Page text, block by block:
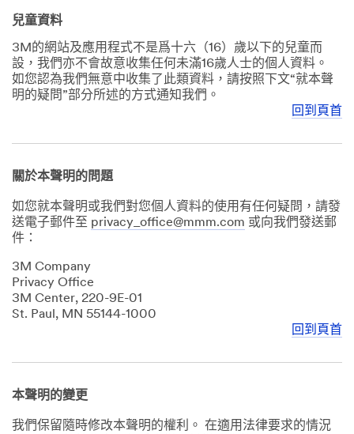
兒童資料
3M的網站及應用程式不是爲十六（16）歲以下的兒童而
設，我們亦不會故意收集任何未滿16歲人士的個人資料。
如您認為我們無意中收集了此類資料，請按照下文“就本聲
明的疑問”部分所述的方式通知我們。
回到頁首
關於本聲明的問題
如您就本聲明或我們對您個人資料的使用有任何疑問，請發
送電子郵件至 privacy_office@mmm.com 或向我們發送郵
件：
3M Company
Privacy Office
3M Center, 220-9E-01
St. Paul, MN 55144-1000
回到頁首
本聲明的變更
我們保留隨時修改本聲明的權利。 在適用法律要求的情況